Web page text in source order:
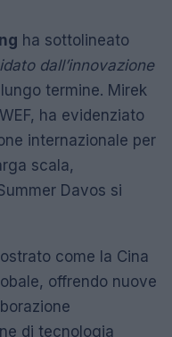
ha sottolineato
dall’innovazione
termine. Mirek
ha evidenziato
internazionale per
scala,
Davos si
come la Cina
offrendo nuove
di tecnologia